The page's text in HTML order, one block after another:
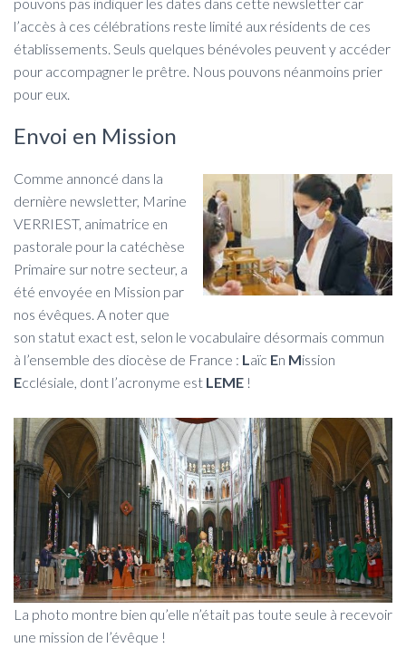
l’accès à ces célébrations reste limité aux résidents de ces
établissements. Seuls quelques bénévoles peuvent y accéder
pour accompagner le prêtre. Nous pouvons néanmoins prier
pour eux.
Envoi en Mission
Comme annoncé dans la
dernière newsletter, Marine
VERRIEST, animatrice en
pastorale pour la catéchèse
Primaire sur notre secteur, a
été envoyée en Mission par
nos évêques. A noter que
son statut exact est, selon le vocabulaire désormais commun
à l’ensemble des diocèse de France : Laïc En Mission
Ecclésiale, dont l’acronyme est LEME !
La photo montre bien qu’elle n’était pas toute seule à recevoir
une mission de l’évêque !